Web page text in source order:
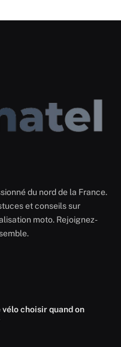
du nord de la France.
et conseils sur
moto. Rejoignez-
choisir quand on